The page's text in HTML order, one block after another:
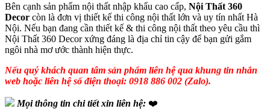
Bên cạnh sản phẩm nội thất nhập khẩu cao cấp, Nội Thất 360
Decor còn là đơn vị thiết kế thi công nội thất lớn và uy tín nhất Hà
Nội. Nếu bạn đang cần thiết kế & thi công nội thất theo yêu cầu thì
Nội Thất 360 Decor xứng đáng là địa chỉ tin cậy để bạn gửi gắm
ngôi nhà mơ ước thành hiện thực.
Nếu quý khách quan tâm sản phẩm liên hệ qua khung tin nhắn
web hoặc liên hệ số điện thoại: 0918 886 002 (Zalo).
Mọi thông tin chi tiết xin liên hệ: ❤️